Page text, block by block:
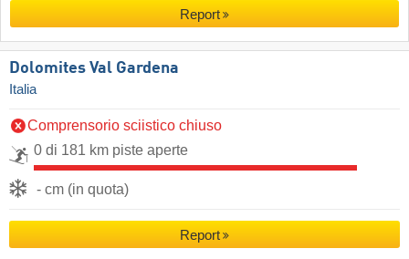
Report
Dolomites Val Gardena
Italia
Comprensorio sciistico chiuso
0 di 181 km piste aperte
- cm (in quota)
Report